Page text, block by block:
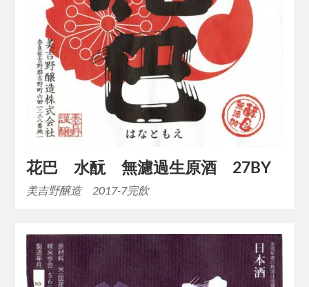
花巴 水酛 無濾過生原酒 27BY
美吉野醸造 2017-7完飲